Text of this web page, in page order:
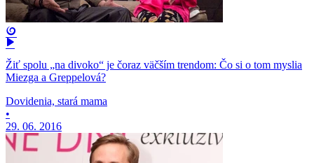
Žiť spolu „na divoko“ je čoraz väčším trendom: Čo si o tom myslia
Miezga a Greppelová?
Dovidenia, stará mama
•
29. 06. 2016